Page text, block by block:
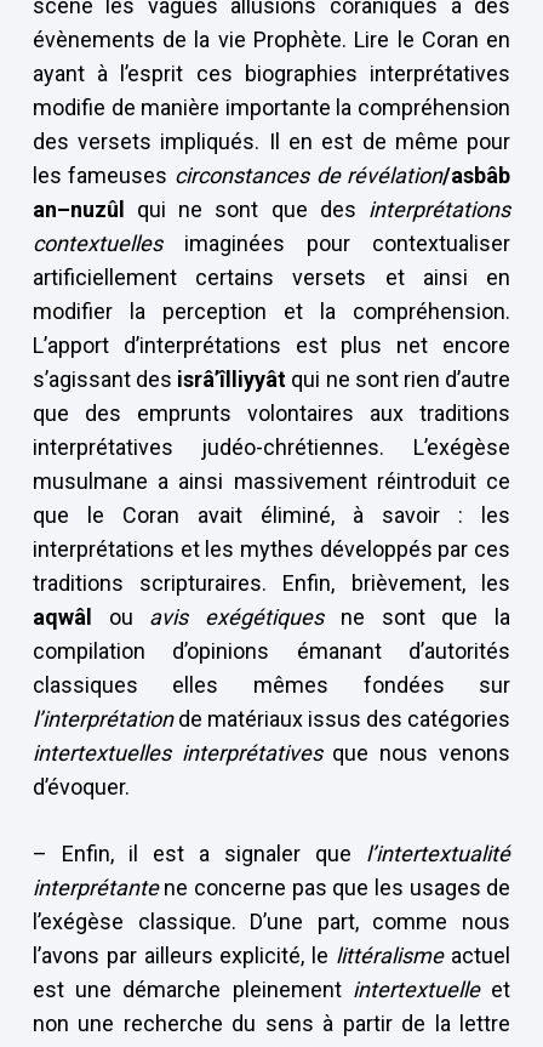
scène les vagues allusions coraniques à des
évènements de la vie Prophète. Lire le Coran en
ayant à l’esprit ces biographies interprétatives
modifie de manière importante la compréhension
des versets impliqués. Il en est de même pour
les fameuses circonstances de révélation/asbâb
an–nuzûl
qui ne sont que des interprétations
contextuellesimaginées pour contextualiser
artificiellement certains versets et ainsi en
modifier la perception et la compréhension.
L’apport d’interprétations est plus net encore
s’agissant des isrâ’îlliyyât qui ne sont rien d’autre
que des emprunts volontaires aux traditions
interprétatives judéo-chrétiennes. L’exégèse
musulmane a ainsi massivement réintroduit ce
que le Coran avait éliminé, à savoir : les
interprétations et les mythes développés par ces
traditions scripturaires. Enfin, brièvement, les
aqwâl
ou avis exégétiquesne sont que la
compilation d’opinions émanant d’autorités
classiques elles mêmes fondées sur
l’interprétationde matériaux issus des catégories
intertextuelles interprétativesque nous venons
d’évoquer.
– Enfin, il est a signaler que l’intertextualité
interprétantene concerne pas que les usages de
l’exégèse classique. D’une part, comme nous
l’avons par ailleurs explicité, le littéralismeactuel
est une démarche pleinement intertextuelleet
non une recherche du sens à partir de la lettre